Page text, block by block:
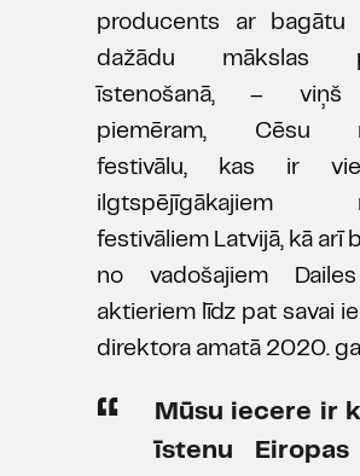
producents ar bagātu
dažādu mākslas
īstenošanā, – viņš
piemēram, Cēsu
festivālu, kas ir
ilgtspējīgākajiem
festivāliem Latvijā, kā arī
no vadošajiem
aktieriem līdz pat savai
direktora amatā 2020.
Mūsu iecere ir
īstenu